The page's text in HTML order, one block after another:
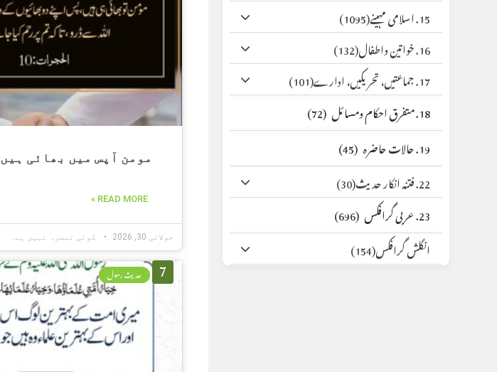
مومن آپس میں بھائی ہیں
READ MORE »
جولائی 30, 2026 کوئی تبصرہ نہیں ہے۔
7 حدیث رسول
15. اسلامی مہینے
(1095)
16. خواتین واطفال
(132)
17. جماعتیں، تحریکیں، ادارے
(101)
18. متفرق احکام ومسائل
(72)
19. حالات حاضرہ
(45)
22. فتنہ انکار حدیث
(30)
23. عربی گرافکس
(696)
انگلش گرافکس(154)